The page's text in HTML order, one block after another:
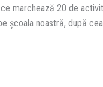
marchează 20 de
școala noastră, după